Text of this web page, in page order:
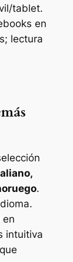
tablet.
en
lectura
.
en
intuitiva